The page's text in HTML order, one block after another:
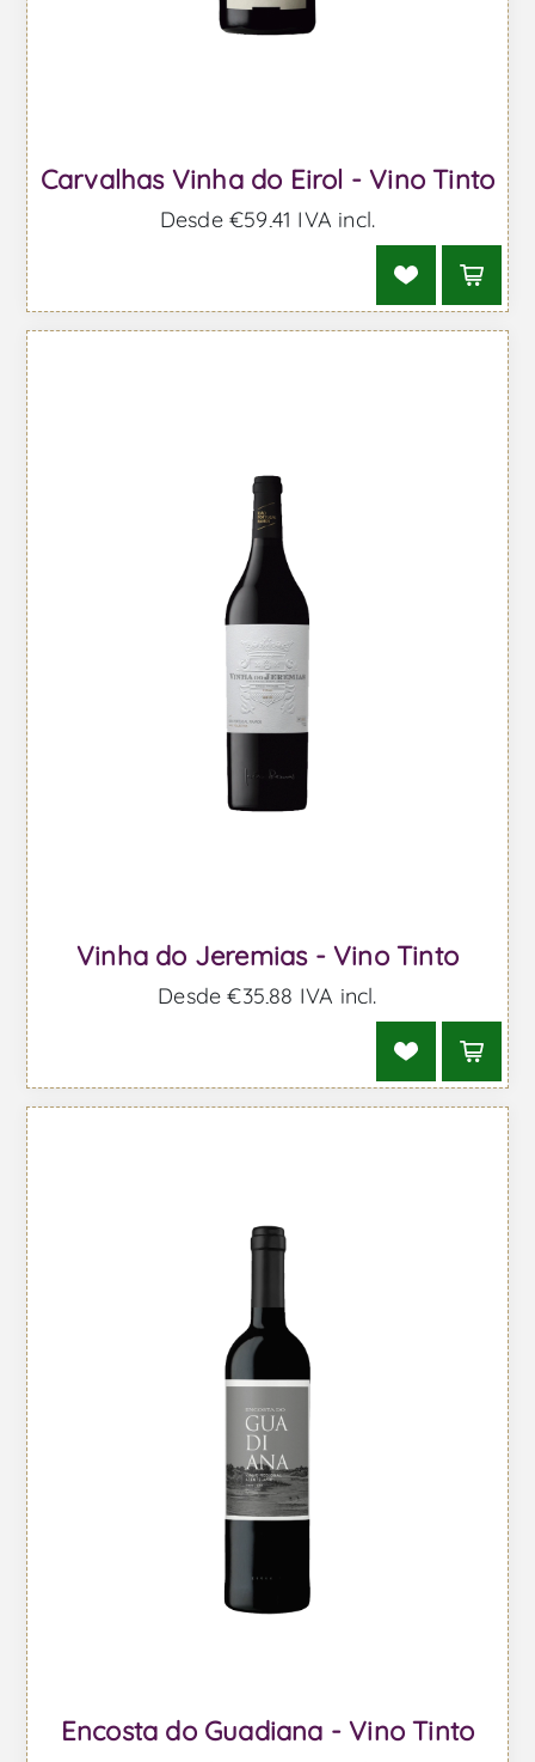
Carvalhas Vinha do Eirol - Vino Tinto
Desde €59,41 IVA incl.
Vinha do Jeremias - Vino Tinto
Desde €35,88 IVA incl.
Encosta do Guadiana - Vino Tinto